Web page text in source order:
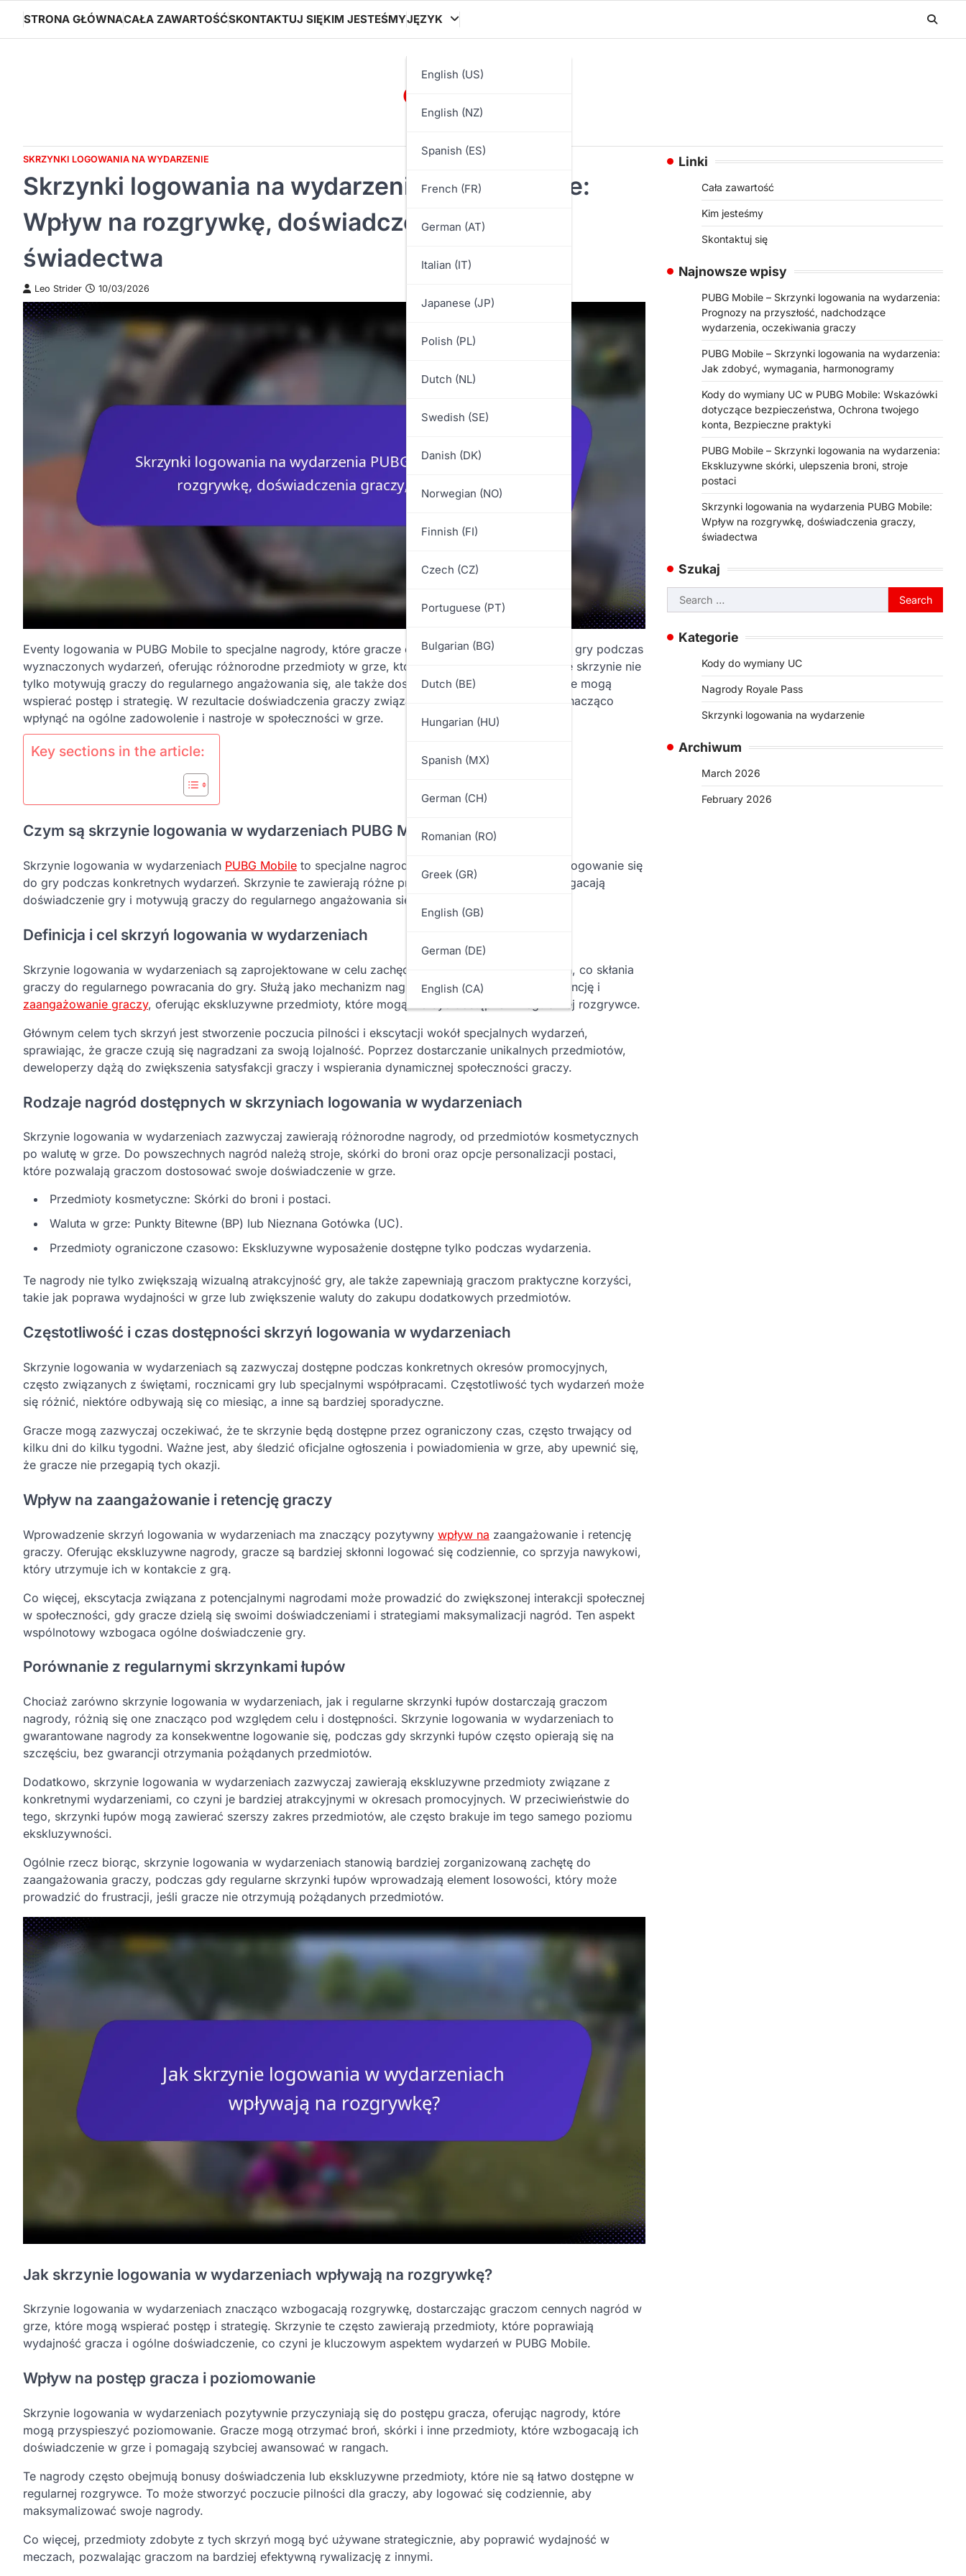
content
STRONA GŁÓWNACAŁA ZAWARTOŚĆSKONTAKTUJ SIĘKIM JESTEŚMYJĘZYK
English (US)
English (NZ)
Spanish (ES)
French (FR)
German (AT)
Italian (IT)
Japanese (JP)
Polish (PL)
Dutch (NL)
Swedish (SE)
Danish (DK)
Norwegian (NO)
Finnish (FI)
Czech (CZ)
Portuguese (PT)
Bulgarian (BG)
Dutch (BE)
Hungarian (HU)
Spanish (MX)
German (CH)
Romanian (RO)
Greek (GR)
English (GB)
German (DE)
English (CA)
ooocon.org
SKRZYNKI LOGOWANIA NA WYDARZENIE
Skrzynki logowania na wydarzenia PUBG Mobile:
Wpływ na rozgrywkę, doświadczenia graczy,
świadectwa
Leo Strider 10/03/2026
Eventy logowania w PUBG Mobile to specjalne nagrody, które gracze otrzymują za logowanie się do gry podczas
wyznaczonych wydarzeń, oferując różnorodne przedmioty w grze, które wzbogacają rozgrywkę. Te skrzynie nie
tylko motywują graczy do regularnego angażowania się, ale także dostarczają cennych nagród, które mogą
wspierać postęp i strategię. W rezultacie doświadczenia graczy związane z tymi skrzyniami mogą znacząco
wpłynąć na ogólne zadowolenie i nastroje w społeczności w grze.
Key sections in the article:
Czym są skrzynie logowania w wydarzeniach PUBG Mobile?
Skrzynie logowania w wydarzeniach PUBG Mobile to specjalne nagrody, które gracze otrzymują za logowanie się
do gry podczas konkretnych wydarzeń. Skrzynie te zawierają różne przedmioty w grze, które wzbogacają
doświadczenie gry i motywują graczy do regularnego angażowania się w grę.
Definicja i cel skrzyń logowania w wydarzeniach
Skrzynie logowania w wydarzeniach są zaprojektowane w celu zachęcania do codziennych logowań, co skłania
graczy do regularnego powracania do gry. Służą jako mechanizm nagradzający, który zwiększa retencję i
zaangażowanie graczy, oferując ekskluzywne przedmioty, które mogą nie być dostępne w regularnej rozgrywce.
Głównym celem tych skrzyń jest stworzenie poczucia pilności i ekscytacji wokół specjalnych wydarzeń,
sprawiając, że gracze czują się nagradzani za swoją lojalność. Poprzez dostarczanie unikalnych przedmiotów,
deweloperzy dążą do zwiększenia satysfakcji graczy i wspierania dynamicznej społeczności graczy.
Rodzaje nagród dostępnych w skrzyniach logowania w wydarzeniach
Skrzynie logowania w wydarzeniach zazwyczaj zawierają różnorodne nagrody, od przedmiotów kosmetycznych
po walutę w grze. Do powszechnych nagród należą stroje, skórki do broni oraz opcje personalizacji postaci,
które pozwalają graczom dostosować swoje doświadczenie w grze.
Przedmioty kosmetyczne: Skórki do broni i postaci.
Waluta w grze: Punkty Bitewne (BP) lub Nieznana Gotówka (UC).
Przedmioty ograniczone czasowo: Ekskluzywne wyposażenie dostępne tylko podczas wydarzenia.
Te nagrody nie tylko zwiększają wizualną atrakcyjność gry, ale także zapewniają graczom praktyczne korzyści,
takie jak poprawa wydajności w grze lub zwiększenie waluty do zakupu dodatkowych przedmiotów.
Częstotliwość i czas dostępności skrzyń logowania w wydarzeniach
Skrzynie logowania w wydarzeniach są zazwyczaj dostępne podczas konkretnych okresów promocyjnych,
często związanych z świętami, rocznicami gry lub specjalnymi współpracami. Częstotliwość tych wydarzeń może
się różnić, niektóre odbywają się co miesiąc, a inne są bardziej sporadyczne.
Gracze mogą zazwyczaj oczekiwać, że te skrzynie będą dostępne przez ograniczony czas, często trwający od
kilku dni do kilku tygodni. Ważne jest, aby śledzić oficjalne ogłoszenia i powiadomienia w grze, aby upewnić się,
że gracze nie przegapią tych okazji.
Wpływ na zaangażowanie i retencję graczy
Wprowadzenie skrzyń logowania w wydarzeniach ma znaczący pozytywny wpływ na zaangażowanie i retencję
graczy. Oferując ekskluzywne nagrody, gracze są bardziej skłonni logować się codziennie, co sprzyja nawykowi,
który utrzymuje ich w kontakcie z grą.
Co więcej, ekscytacja związana z potencjalnymi nagrodami może prowadzić do zwiększonej interakcji społecznej
w społeczności, gdy gracze dzielą się swoimi doświadczeniami i strategiami maksymalizacji nagród. Ten aspekt
wspólnotowy wzbogaca ogólne doświadczenie gry.
Porównanie z regularnymi skrzynkami łupów
Chociaż zarówno skrzynie logowania w wydarzeniach, jak i regularne skrzynki łupów dostarczają graczom
nagrody, różnią się one znacząco pod względem celu i dostępności. Skrzynie logowania w wydarzeniach to
gwarantowane nagrody za konsekwentne logowanie się, podczas gdy skrzynki łupów często opierają się na
szczęściu, bez gwarancji otrzymania pożądanych przedmiotów.
Dodatkowo, skrzynie logowania w wydarzeniach zazwyczaj zawierają ekskluzywne przedmioty związane z
konkretnymi wydarzeniami, co czyni je bardziej atrakcyjnymi w okresach promocyjnych. W przeciwieństwie do
tego, skrzynki łupów mogą zawierać szerszy zakres przedmiotów, ale często brakuje im tego samego poziomu
ekskluzywności.
Ogólnie rzecz biorąc, skrzynie logowania w wydarzeniach stanowią bardziej zorganizowaną zachętę do
zaangażowania graczy, podczas gdy regularne skrzynki łupów wprowadzają element losowości, który może
prowadzić do frustracji, jeśli gracze nie otrzymują pożądanych przedmiotów.
Jak skrzynie logowania w wydarzeniach wpływają na rozgrywkę?
Skrzynie logowania w wydarzeniach znacząco wzbogacają rozgrywkę, dostarczając graczom cennych nagród w
grze, które mogą wspierać postęp i strategię. Skrzynie te często zawierają przedmioty, które poprawiają
wydajność gracza i ogólne doświadczenie, co czyni je kluczowym aspektem wydarzeń w PUBG Mobile.
Wpływ na postęp gracza i poziomowanie
Skrzynie logowania w wydarzeniach pozytywnie przyczyniają się do postępu gracza, oferując nagrody, które
mogą przyspieszyć poziomowanie. Gracze mogą otrzymać broń, skórki i inne przedmioty, które wzbogacają ich
doświadczenie w grze i pomagają szybciej awansować w rangach.
Te nagrody często obejmują bonusy doświadczenia lub ekskluzywne przedmioty, które nie są łatwo dostępne w
regularnej rozgrywce. To może stworzyć poczucie pilności dla graczy, aby logować się codziennie, aby
maksymalizować swoje nagrody.
Co więcej, przedmioty zdobyte z tych skrzyń mogą być używane strategicznie, aby poprawić wydajność w
meczach, pozwalając graczom na bardziej efektywną rywalizację z innymi.
Linki
Cała zawartość
Kim jesteśmy
Skontaktuj się
Najnowsze wpisy
PUBG Mobile – Skrzynki logowania na wydarzenia:
Prognozy na przyszłość, nadchodzące
wydarzenia, oczekiwania graczy
PUBG Mobile – Skrzynki logowania na wydarzenia:
Jak zdobyć, wymagania, harmonogramy
Kody do wymiany UC w PUBG Mobile: Wskazówki
dotyczące bezpieczeństwa, Ochrona twojego
konta, Bezpieczne praktyki
PUBG Mobile – Skrzynki logowania na wydarzenia:
Ekskluzywne skórki, ulepszenia broni, stroje
postaci
Skrzynki logowania na wydarzenia PUBG Mobile:
Wpływ na rozgrywkę, doświadczenia graczy,
świadectwa
Szukaj
Search
for:
Kategorie
Kody do wymiany UC
Nagrody Royale Pass
Skrzynki logowania na wydarzenie
Archiwum
March 2026
February 2026